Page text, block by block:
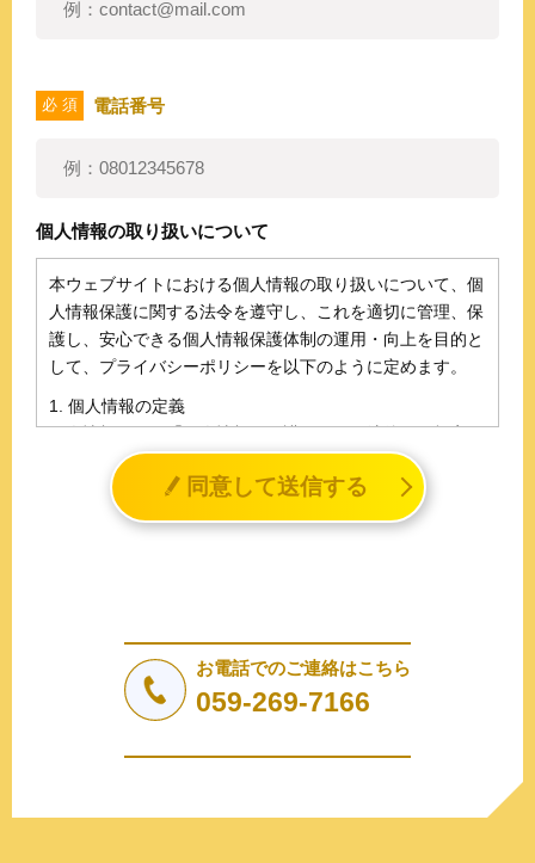
必 須 電話番号
個人情報の取り扱いについて
本ウェブサイトにおける個人情報の取り扱いについて、個
人情報保護に関する法令を遵守し、これを適切に管理、保
護し、安心できる個人情報保護体制の運用・向上を目的と
して、プライバシーポリシーを以下のように定めます。
1. 個人情報の定義
個人情報とは、「個人情報の保護に関する法律」に規定さ
れる生存する個人に関する情報であって、氏名、生年月日
その他の記述等により特定の個人を識別することができる
情報（個人識別情報）を指します。
しません。
a.応募者等からのお問い合わせに対応・管理するため
b.本ウェブサイトにおけるサービスの提供・運用のため
3. プライバシー尊重
同意して送信する
お電話でのご連絡はこちら
059-269-7166